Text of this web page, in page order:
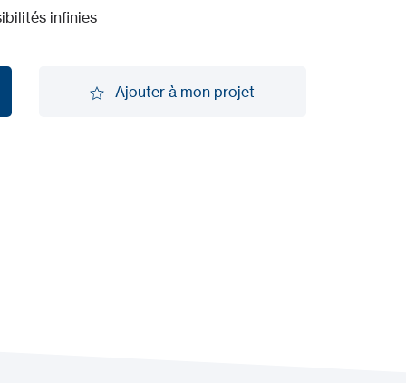
infinies
Ajouter à mon projet